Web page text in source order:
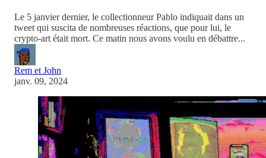
Le 5 janvier dernier, le collectionneur Pablo indiquait dans un
tweet qui suscita de nombreuses réactions, que pour lui, le
crypto-art était mort. Ce matin nous avons voulu en débattre...
Rem et John
janv. 09, 2024